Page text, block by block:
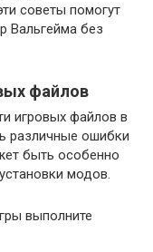
советы помогут
Вальгейма без
файлов
игровых файлов в
различные ошибки
быть особенно
модов.
выполните